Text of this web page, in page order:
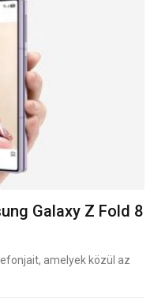
Galaxy Z Fold 8
amelyek közül az